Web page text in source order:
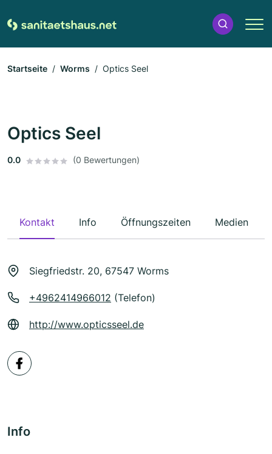
Startseite Worms Optics Seel
Optics Seel
0.0 (0 Bewertungen)
Kontakt Info Öffnungszeiten Medien
Siegfriedstr. 20, 67547 Worms
+4962414966012 (Telefon)
http://www.opticsseel.de
Info